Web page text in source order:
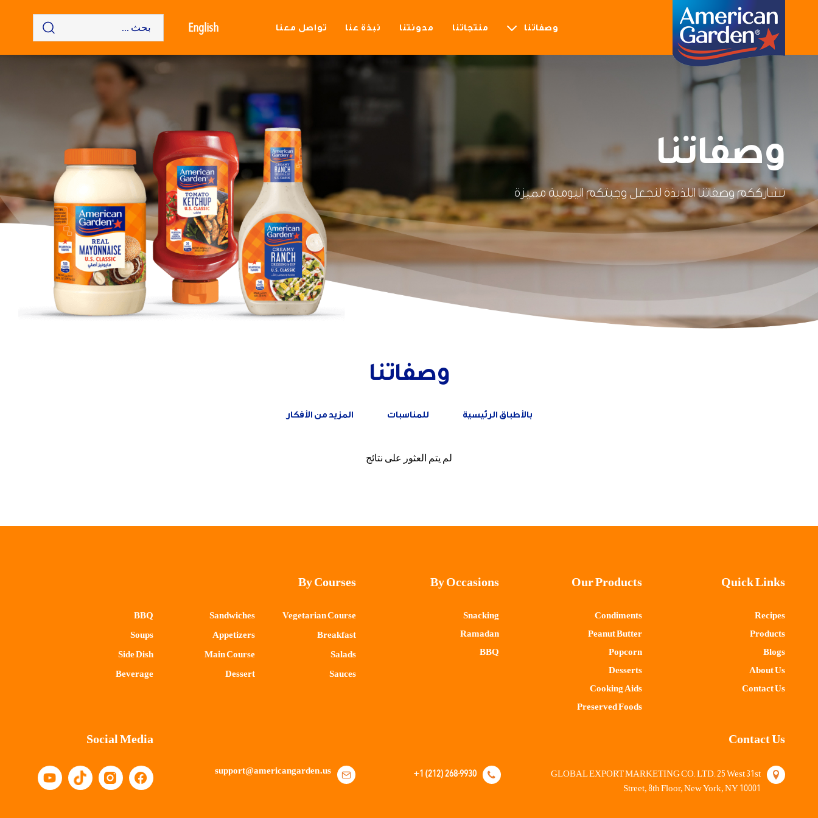
وصفاتنا منتجاتنا مدونتنا نبذة عنا تواصل معنا English
وصفاتنا
نشارككموصفاتنا اللذيذة لنجعل وجبتكماليوميةمميزة
وصفاتنا
بالأطباق الرئيسية للمناسبات المزيد من الأفكار
لم يتم العثور على نتائج
Quick Links
Recipes
Products
Blogs
About Us
Contact Us
Our Products
Condiments
Peanut Butter
Popcorn
Desserts
Cooking Aids
Preserved Foods
By Occasions
Snacking
Ramadan
BBQ
By Courses
Vegetarian Course
Sandwiches
BBQ
Breakfast
Appetizers
Soups
Salads
Main Course
Side Dish
Sauces
Dessert
Beverage
Contact Us
GLOBAL EXPORT MARKETING CO. LTD.25West31st
Street,8th Floor, New York, NY10001
+1 (212) 268-9930
support@americangarden.us
Social Media